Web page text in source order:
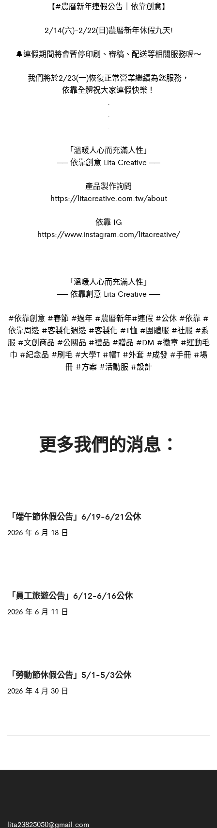
【#農曆新年連假公告｜依靠創意】
2/14(六)-2/22(日)農曆新年休假九天!
🔔連假期間將會暫停印刷、審稿、配送等相關服務喔～
我們將於2/23(一)恢復正常營業繼續為您服務，
依靠全體祝大家連假快樂！
.
.
.
「溫暖人心而充滿人性」
── 依靠創意 Lita Creative ──
產品製作詢問​
https://litacreative.com.tw/about
依靠 IG​
https://www.instagram.com/litacreative/
「溫暖人心而充滿人性」​
── 依靠創意 Lita Creative ──​
#依靠創意 #春節 #過年 #農曆新年#連假 #公休 #依靠 #
依靠周邊 #客製化週邊 #客製化 #T恤 #團體服 #社服 #系
服 #文創商品 #公關品 #禮品 #贈品 #DM #徽章 #運動毛
巾 #紀念品 #刷毛 #大學T #帽T #外套 #成發 #手冊 #場
冊 #方案 #活動服 #設計
更多我們的消息：
「端午節休假公告」6/19-6/21公休
2026 年 6 月 18 日
「員工旅遊公告」6/12-6/16公休
2026 年 6 月 11 日
「勞動節休假公告」5/1-5/3公休
2026 年 4 月 30 日
lita23825050@gmail.com